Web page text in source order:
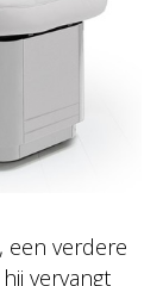
een verdere
vervangt